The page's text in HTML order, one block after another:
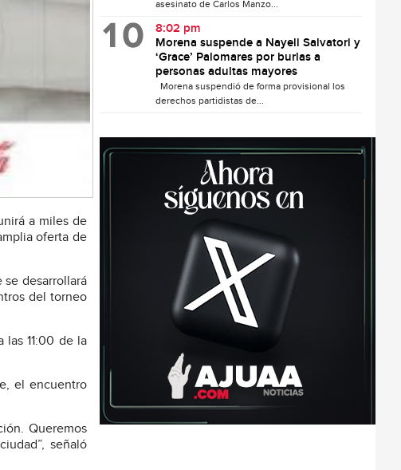
a miles de
oferta de
desarrollará
del torneo
las 11:00 de la
el encuentro
Queremos
señaló
asesinato de Carlos Manzo...
8:02 pm
Morena suspende a Nayeli Salvatori y
‘Grace’ Palomares por burlas a
personas adultas mayores
Morena suspendió de forma provisional los
derechos partidistas de...